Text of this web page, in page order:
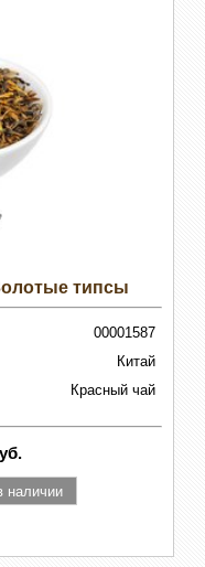
типсы
00001587
Китай
Красный чай